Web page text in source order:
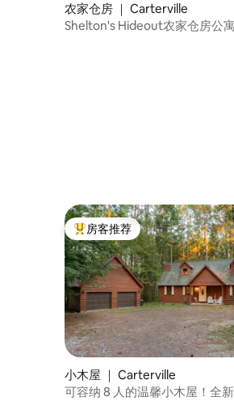
农家仓房 ｜ Carterville
Shelton's Hideout农家仓房公
热门「房客推荐」
房客推荐
小木屋 ｜ Carterville
可容纳 8 人的温馨小木屋！全